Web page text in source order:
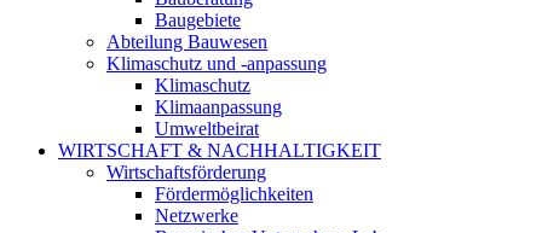
Baugebiete
Abteilung Bauwesen
Klimaschutz und -anpassung
Klimaschutz
Klimaanpassung
Umweltbeirat
WIRTSCHAFT & NACHHALTIGKEIT
Wirtschaftsförderung
Fördermöglichkeiten
Netzwerke